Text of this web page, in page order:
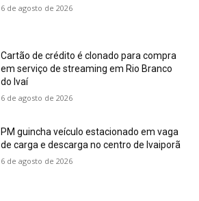
6 de agosto de 2026
Cartão de crédito é clonado para compra
em serviço de streaming em Rio Branco
do Ivaí
6 de agosto de 2026
PM guincha veículo estacionado em vaga
de carga e descarga no centro de Ivaiporã
6 de agosto de 2026